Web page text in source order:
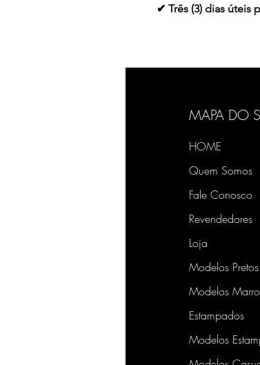
✔ Três (3) dias úteis
MAPA DO
HOME
Quem Somos
Fale Conosco
Revendedores
Loja
Modelos Pretos
Modelos
Estampados
Modelos